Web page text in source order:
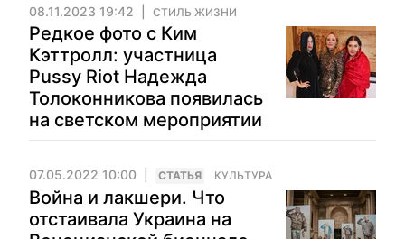
08.11.2023 19:42 СТИЛЬ ЖИЗНИ
Редкое фото с Ким
Кэттролл: участница
Pussy Riot Надежда
Толоконникова появилась
на светском мероприятии
07.05.2022 10:00 CТАТЬЯ КУЛЬТУРА
Война и лакшери. Что
отстаивала Украина на